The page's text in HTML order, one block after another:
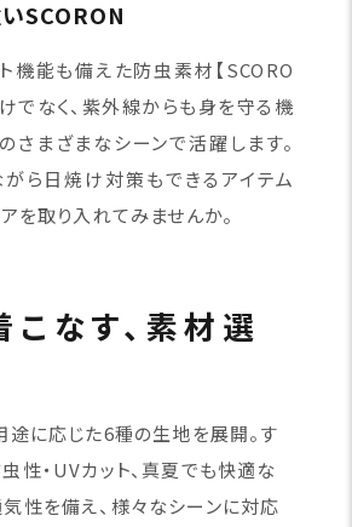
SCORON
機能も備えた防虫素材【SCORO
でなく、紫外線からも身を守る機
さまざまなシーンで活躍します。
ら日焼け対策もできるアイテム
を取り入れてみませんか。
なす、素材選
途に応じた6種の生地を展開。す
性・UVカット、真夏でも快適な
性を備え、様々なシーンに対応